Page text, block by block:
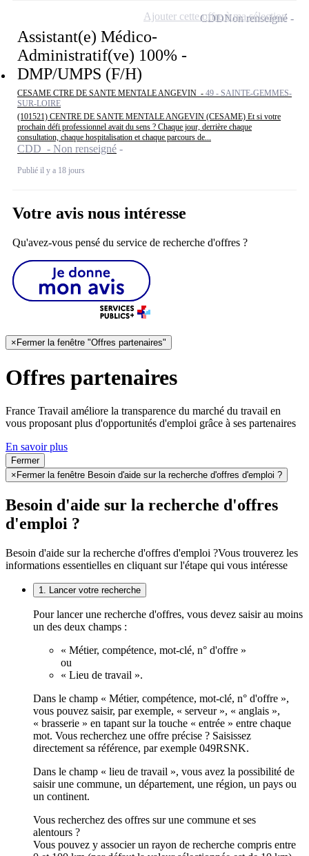
Assistant(e) Médico-
Administratif(ve) 100% -
DMP/UMPS (F/H)
CESAME CTRE DE SANTE MENTALE ANGEVIN - 49 - SAINTE-GEMMES-
SUR-LOIRE
(101521) CENTRE DE SANTE MENTALE ANGEVIN (CESAME) Et si votre
prochain défi professionnel avait du sens ? Chaque jour, derrière chaque
consultation, chaque hospitalisation et chaque parcours de...
CDD - Non renseigné
Publié il y a 18 jours
CDDNon renseigné
Ajouter cette offre à ma sélection
Votre avis nous intéresse
Qu'avez-vous pensé du service de recherche d'offres ?
× Fermer la fenêtre "Offres partenaires"
Offres partenaires
France Travail améliore la transparence du marché du travail en
vous proposant plus d'opportunités d'emploi grâce à ses partenaires
En savoir plus
Fermer
× Fermer la fenêtre Besoin d'aide sur la recherche d'offres d'emploi ?
Besoin d'aide sur la recherche d'offres
d'emploi ?
Besoin d'aide sur la recherche d'offres d'emploi ?Vous trouverez les
informations essentielles en cliquant sur l'étape qui vous intéresse
1. Lancer votre recherche
Pour lancer une recherche d'offres, vous devez saisir au moins
un des deux champs :
« Métier, compétence, mot-clé, n° d'offre »
ou
« Lieu de travail ».
Dans le champ « Métier, compétence, mot-clé, n° d'offre »,
vous pouvez saisir, par exemple, « serveur », « anglais »,
« brasserie » en tapant sur la touche « entrée » entre chaque
mot. Vous recherchez une offre précise ? Saisissez
directement sa référence, par exemple 049RSNK.
Dans le champ « lieu de travail », vous avez la possibilité de
saisir une commune, un département, une région, un pays ou
un continent.
Vous recherchez des offres sur une commune et ses
alentours ?
Vous pouvez y associer un rayon de recherche compris entre